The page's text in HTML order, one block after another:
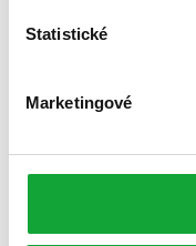
Statistické
Marketingové